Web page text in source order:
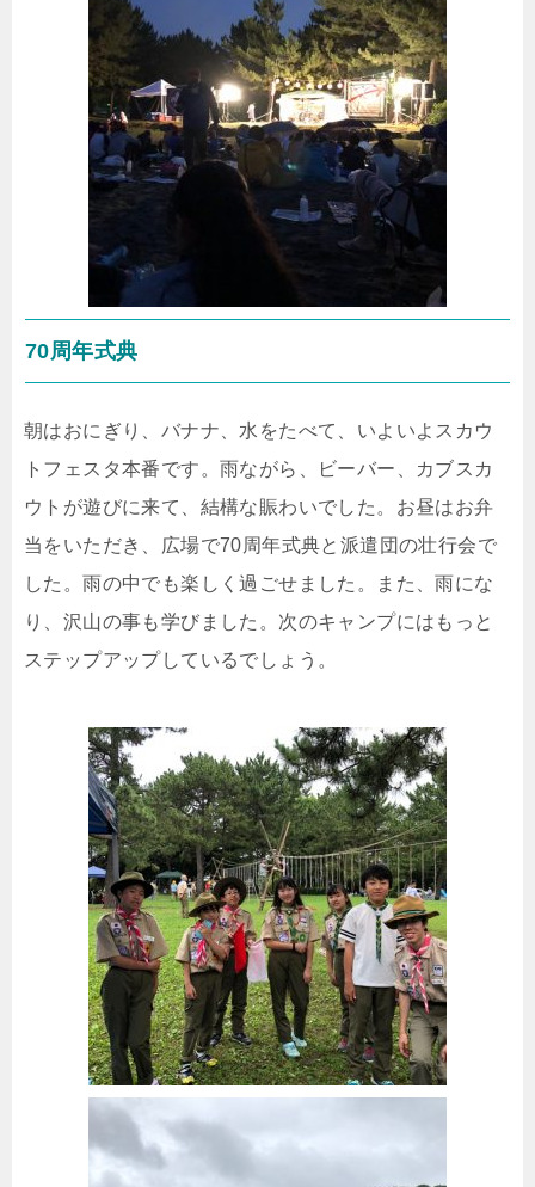
70周年式典
朝はおにぎり、バナナ、水をたべて、いよいよスカウ
トフェスタ本番です。雨ながら、ビーバー、カブスカ
ウトが遊びに来て、結構な賑わいでした。お昼はお弁
当をいただき、広場で70周年式典と派遣団の壮行会で
した。雨の中でも楽しく過ごせました。また、雨にな
り、沢山の事も学びました。次のキャンプにはもっと
ステップアップしているでしょう。